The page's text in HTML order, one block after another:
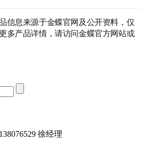
信息来源于金蝶官网及公开资料，仅
多产品详情，请访问金蝶官方网站或
徐经理